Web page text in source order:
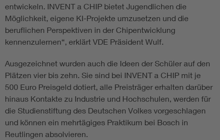
entwickeln. INVENT a CHIP bietet Jugendlichen die
Möglichkeit, eigene KI-Projekte umzusetzen und die
beruflichen Perspektiven in der Chipentwicklung
kennenzulernen“, erklärt VDE Präsident Wulf.
Ausgezeichnet wurden auch die Ideen der Schüler auf den
Plätzen vier bis zehn. Sie sind bei INVENT a CHIP mit je
500 Euro Preisgeld dotiert, alle Preisträger erhalten darüber
hinaus Kontakte zu Industrie und Hochschulen, werden für
die Studienstiftung des Deutschen Volkes vorgeschlagen
und können ein mehrtägiges Praktikum bei Bosch in
Reutlingen absolvieren.